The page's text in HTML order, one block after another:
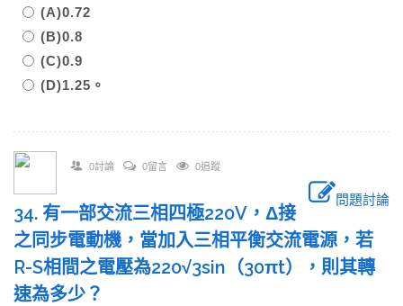
(A)0.72
(B)0.8
(C)0.9
(D)1.25。
0討論 0留言 0追蹤
問題討論
34. 有一部交流三相四極220V，Δ接
之同步電動機，當加入三相平衡交流電源，若
R-S相間之電壓為220√3sin（30πt），則其轉
速為多少？